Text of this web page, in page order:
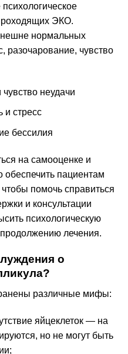
ЭКО.
нормальных
разочарование, чувство
неудачи
стресс
бессилия
на самооценке и
обеспечить пациентам
помочь справиться
и консультации
психологическую
лечения.
о
различные мифы:
яйцеклеток — на
но не могут быть